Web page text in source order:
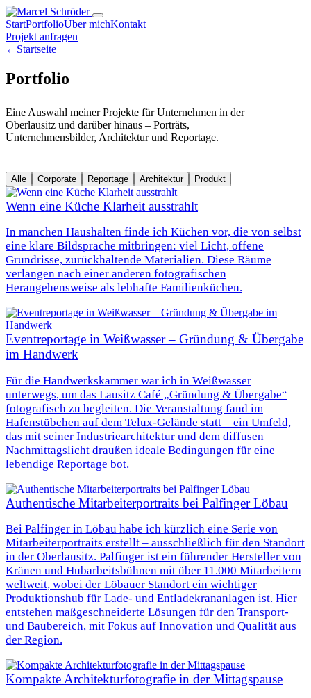
StartPortfolioÜber michKontakt
Projekt anfragen
← Startseite
Portfolio
Eine Auswahl meiner Projekte für Unternehmen in der
Oberlausitz und darüber hinaus – Porträts,
Unternehmensbilder, Architektur und Reportage.
Alle Corporate Reportage Architektur Produkt
Wenn eine Küche Klarheit ausstrahlt
In manchen Haushalten finde ich Küchen vor, die von selbst
eine klare Bildsprache mitbringen: viel Licht, offene
Grundrisse, zurückhaltende Materialien. Diese Räume
verlangen nach einer anderen fotografischen
Herangehensweise als lebhafte Familienküchen.
Eventreportage in Weißwasser – Gründung & Übergabe
im Handwerk
Für die Handwerkskammer war ich in Weißwasser
unterwegs, um das Lausitz Café „Gründung & Übergabe“
fotografisch zu begleiten. Die Veranstaltung fand im
Hafenstübchen auf dem Telux-Gelände statt – ein Umfeld,
das mit seiner Industriearchitektur und dem diffusen
Nachmittagslicht draußen ideale Bedingungen für eine
lebendige Reportage bot.
Authentische Mitarbeiterportraits bei Palfinger Löbau
Bei Palfinger in Löbau habe ich kürzlich eine Serie von
Mitarbeiterportraits erstellt – ausschließlich für den Standort
in der Oberlausitz. Palfinger ist ein führender Hersteller von
Kränen und Hubarbeitsbühnen mit über 11.000 Mitarbeitern
weltweit, wobei der Löbauer Standort ein wichtiger
Produktionshub für Lade- und Entladekrananlagen ist. Hier
entstehen maßgeschneiderte Lösungen für den Transport-
und Baubereich, mit Fokus auf Innovation und Qualität aus
der Region.
Kompakte Architekturfotografie in der Mittagspause